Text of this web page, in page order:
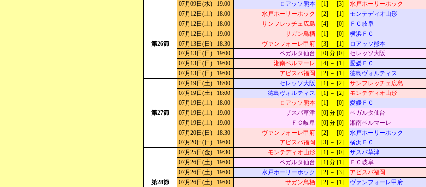
07月09日(水)
19:00 ロアッソ熊本 [1] － [3] 水戸ホーリーホック
第26節
07月12日(土) 18:00 水戸ホーリーホック [2] － [1] モンテディオ山形
07月12日(土)
18:00 サンフレッチェ広島 [4] － [0] ＦＣ岐阜
07月12日(土)
19:00 サガン鳥栖 [1] － [0] 横浜ＦＣ
07月13日(日)
18:30 ヴァンフォーレ甲府 [3] － [1] ロアッソ熊本
07月13日(日)
19:00 ベガルタ仙台 [0] 分 [0] セレッソ大阪
07月13日(日)
19:00 湘南ベルマーレ [4] － [1] 愛媛ＦＣ
07月13日(日)
19:00 アビスパ福岡 [2] － [1] 徳島ヴォルティス
第27節
07月19日(土) 18:00 セレッソ大阪 [1] － [2] サンフレッチェ広島
07月19日(土)
18:00 徳島ヴォルティス [1] － [2] モンテディオ山形
07月19日(土)
18:00 ロアッソ熊本 [1] － [0] 愛媛ＦＣ
07月19日(土)
19:00 ザスパ草津 [0] 分 [0] ベガルタ仙台
07月19日(土)
19:00 ＦＣ岐阜 [0] 分 [0] 湘南ベルマーレ
07月20日(日)
18:30 ヴァンフォーレ甲府 [2] － [0] 水戸ホーリーホック
07月20日(日)
19:00 アビスパ福岡 [3] － [2] 横浜ＦＣ
第28節
07月25日(金) 19:30 モンテディオ山形 [1] － [0] ザスパ草津
07月26日(土)
19:00 ベガルタ仙台 [1] 分 [1] ＦＣ岐阜
07月26日(土)
19:00 水戸ホーリーホック [2] － [3] アビスパ福岡
07月26日(土)
19:00 サガン鳥栖 [2] － [1] ヴァンフォーレ甲府